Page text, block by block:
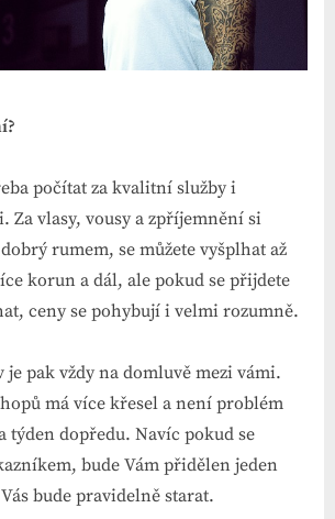
počítat za kvalitní služby i
Za vlasy, vousy a zpříjemnění si
rumem, se můžete vyšplhat až
korun a dál, ale pokud se přijdete
ceny se pohybují i velmi rozumně.
je pak vždy na domluvě mezi vámi.
má více křesel a není problém
týden dopředu. Navíc pokud se
bude Vám přidělen jeden
bude pravidelně starat.